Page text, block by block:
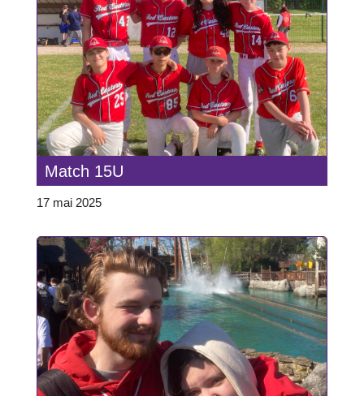
Match 15U
17 mai 2025